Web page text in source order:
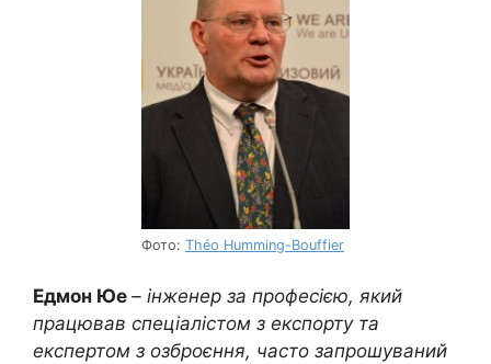
Фото: Théo Humming-Bouffier
Едмон Юе – інженер за професією, який
працював спеціалістом з експорту та
експертом з озброєння, часто запрошуваний